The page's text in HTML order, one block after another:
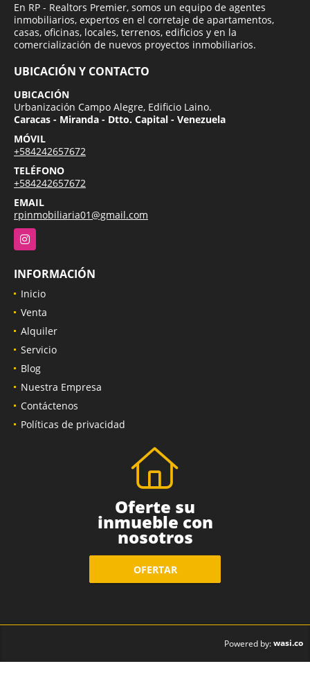
En RP - Realtors Premier, somos un equipo de agentes
inmobiliarios, expertos en el corretaje de apartamentos,
casas, oficinas, locales, terrenos, edificios y en la
comercialización de nuevos proyectos inmobiliarios.
UBICACIÓN Y CONTACTO
UBICACIÓN
Urbanización Campo Alegre, Edificio Laino.
Caracas - Miranda - Dtto. Capital - Venezuela
MÓVIL
+584242657672
TELÉFONO
+584242657672
EMAIL
rpinmobiliaria01@gmail.com
Instagram
INFORMACIÓN
Inicio
Venta
Alquiler
Servicio
Blog
Nuestra Empresa
Contáctenos
Políticas de privacidad
Oferte su
inmueble con
nosotros
OFERTAR
Powered by:wasi.co